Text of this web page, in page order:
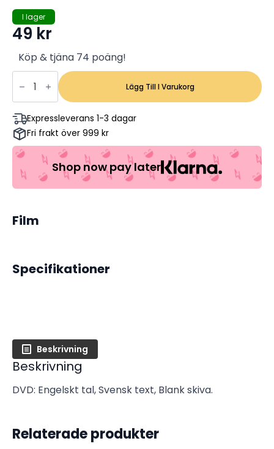
I lager
49 kr
Köp & tjäna 74 poäng!
The
Expendables
-
Sylvester
Stallone,
Bruce
Willis,
Jean-
Claude
Van
Damme
(Begagnad)
Lägg Till I Varukorg
Expressleverans 1-3 dagar
Fri frakt över 999 kr
Shop now pay later
Film
Specifikationer
Beskrivning
Beskrivning
DVD: Engelskt tal, Svensk text, Blank skiva.
Relaterade produkter